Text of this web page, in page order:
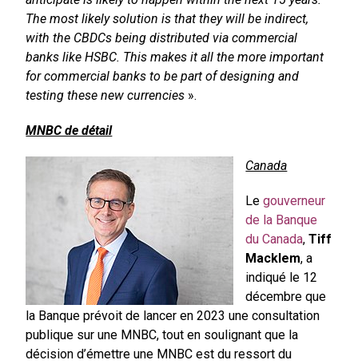
The most likely solution is that they will be indirect,
with the CBDCs being distributed via commercial
banks like HSBC. This makes it all the more important
for commercial banks to be part of designing and
testing these new currencies ».
MNBC de détail
Canada
Legouverneur
de la Banque
du Canada,Tiff
Macklem, a
indiqué le 12
décembre que
la Banque prévoit de lancer en 2023 une consultation
publique sur une MNBC, tout en soulignant que la
décision d’émettre une MNBC est du ressort du